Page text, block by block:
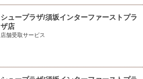
シュープラザ/須坂インターファーストプラ
ザ店
店舗受取サービス